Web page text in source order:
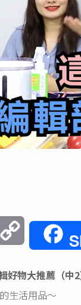
Copy
好物大推薦（中2
生活用品～